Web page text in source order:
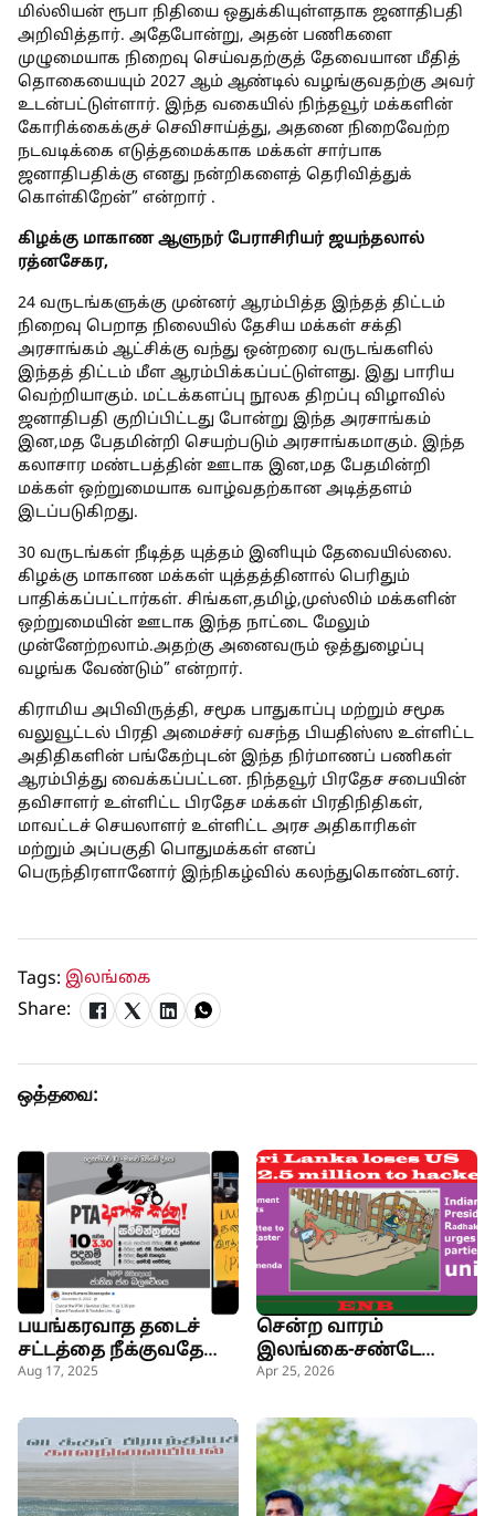
மில்லியன் ரூபா நிதியை ஒதுக்கியுள்ளதாக ஜனாதிபதி
அறிவித்தார். அதேபோன்று, அதன் பணிகளை
முழுமையாக நிறைவு செய்வதற்குத் தேவையான மீதித்
தொகையையும் 2027 ஆம் ஆண்டில் வழங்குவதற்கு அவர்
உடன்பட்டுள்ளார். இந்த வகையில் நிந்தவூர் மக்களின்
கோரிக்கைக்குச் செவிசாய்த்து, அதனை நிறைவேற்ற
நடவடிக்கை எடுத்தமைக்காக மக்கள் சார்பாக
ஜனாதிபதிக்கு எனது நன்றிகளைத் தெரிவித்துக்
கொள்கிறேன்” என்றார் .
கிழக்கு மாகாண ஆளுநர் பேராசிரியர் ஜயந்தலால்
ரத்னசேகர,
24 வருடங்களுக்கு முன்னர் ஆரம்பித்த இந்தத் திட்டம்
நிறைவு பெறாத நிலையில் தேசிய மக்கள் சக்தி
அரசாங்கம் ஆட்சிக்கு வந்து ஒன்றரை வருடங்களில்
இந்தத் திட்டம் மீள ஆரம்பிக்கப்பட்டுள்ளது. இது பாரிய
வெற்றியாகும். மட்டக்களப்பு நூலக திறப்பு விழாவில்
ஜனாதிபதி குறிப்பிட்டது போன்று இந்த அரசாங்கம்
இன,மத பேதமின்றி செயற்படும் அரசாங்கமாகும். இந்த
கலாசார மண்டபத்தின் ஊடாக இன,மத பேதமின்றி
மக்கள் ஒற்றுமையாக வாழ்வதற்கான அடித்தளம்
இடப்படுகிறது.
30 வருடங்கள் நீடித்த யுத்தம் இனியும் தேவையில்லை.
கிழக்கு மாகாண மக்கள் யுத்தத்தினால் பெரிதும்
பாதிக்கப்பட்டார்கள். சிங்கள,தமிழ்,முஸ்லிம் மக்களின்
ஒற்றுமையின் ஊடாக இந்த நாட்டை மேலும்
முன்னேற்றலாம்.அதற்கு அனைவரும் ஒத்துழைப்பு
வழங்க வேண்டும்” என்றார்.
கிராமிய அபிவிருத்தி, சமூக பாதுகாப்பு மற்றும் சமூக
வலுவூட்டல் பிரதி அமைச்சர் வசந்த பியதிஸ்ஸ உள்ளிட்ட
அதிதிகளின் பங்கேற்புடன் இந்த நிர்மாணப் பணிகள்
ஆரம்பித்து வைக்கப்பட்டன. நிந்தவூர் பிரதேச சபையின்
தவிசாளர் உள்ளிட்ட பிரதேச மக்கள் பிரதிநிதிகள்,
மாவட்டச் செயலாளர் உள்ளிட்ட அரச அதிகாரிகள்
மற்றும் அப்பகுதி பொதுமக்கள் எனப்
பெருந்திரளானோர் இந்நிகழ்வில் கலந்துகொண்டனர்.
Tags: இலங்கை
Share:
ஒத்தவை:
பயங்கரவாத தடைச்
சட்டத்தை நீக்குவதே
அரசின் நோக்கம் -
Aug 17, 2025
சென்ற வாரம்
இலங்கை-சண்டே
ரைம்ஸ்
Apr 25, 2026